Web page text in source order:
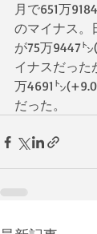
月で651万
のマイナス。
が75万9447
イナスだった
万4691㌧
だった。